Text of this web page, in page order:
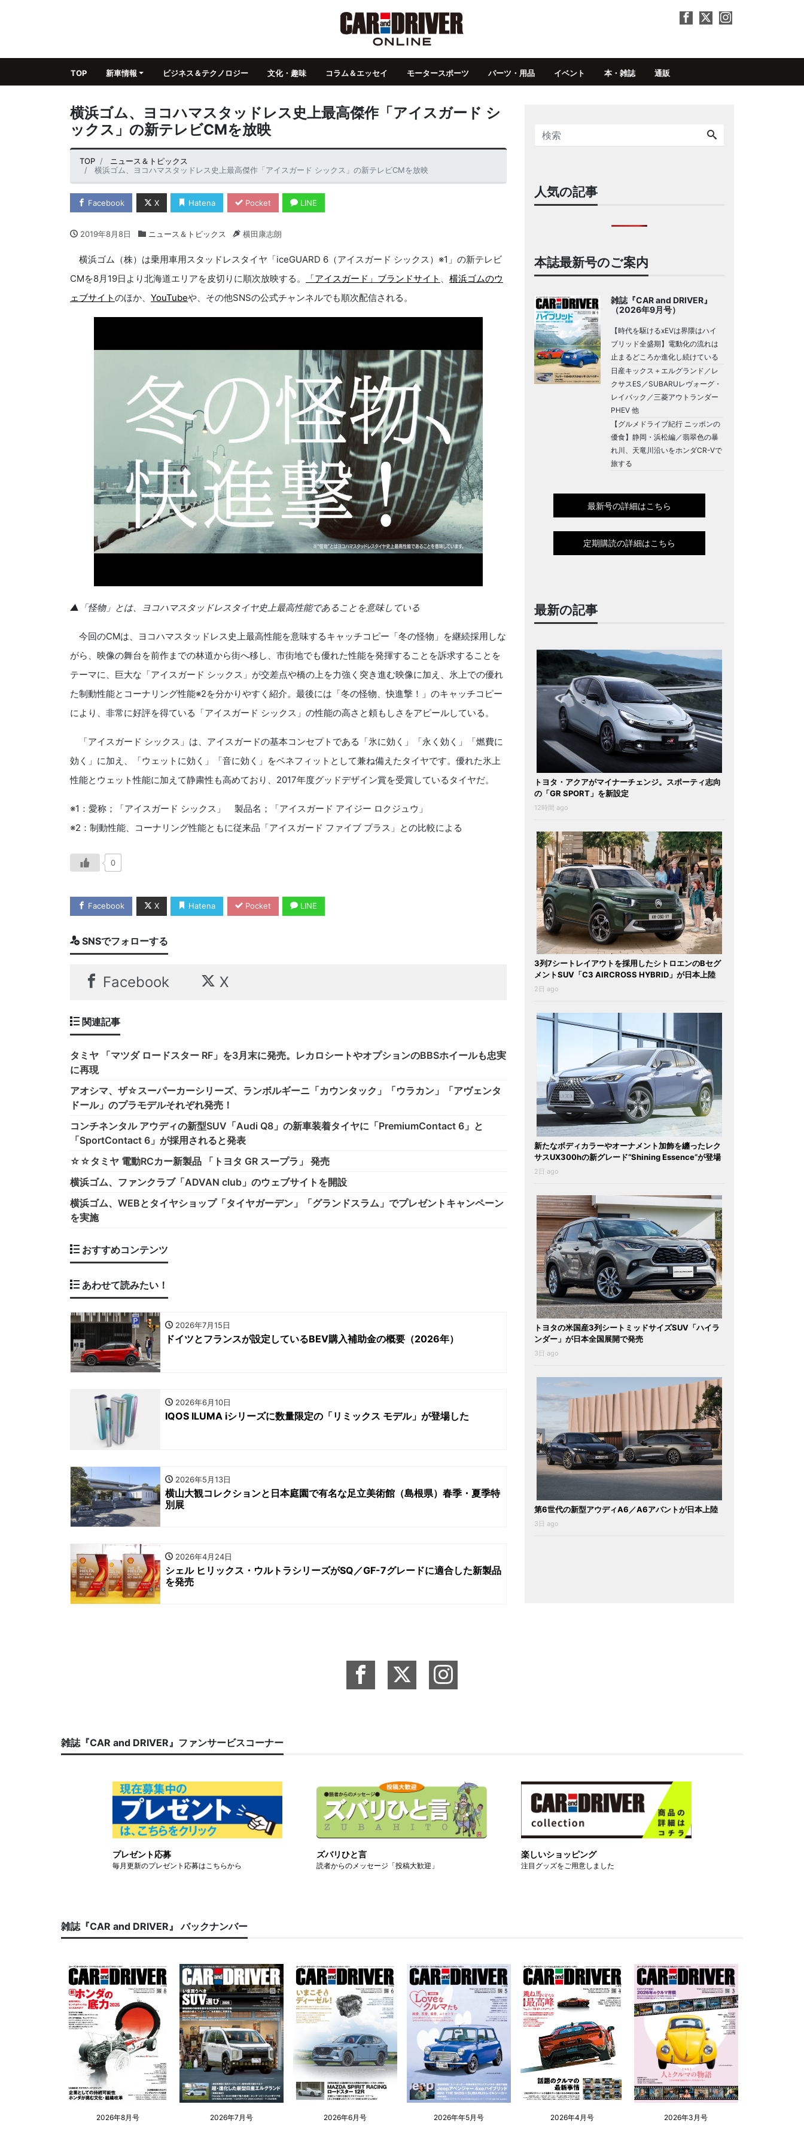
TOP 新車情報 ビジネス＆テクノロジー 文化・趣味 コラム＆エッセイ モータースポーツ パーツ・用品 イベント 本・雑誌 通販
横浜ゴム、ヨコハマスタッドレス史上最高傑作「アイスガード シ
ックス」の新テレビCMを放映
TOP
ニュース＆トピックス
横浜ゴム、ヨコハマスタッドレス史上最高傑作「アイスガード シックス」の新テレビCMを放映
Facebook X Hatena Pocket LINE
2019年8月8日 ニュース＆トピックス 横田康志朗
横浜ゴム（株）は乗用車用スタッドレスタイヤ「iceGUARD 6（アイスガード シックス）※1」の新テレビ
CMを8月19日より北海道エリアを皮切りに順次放映する。
「アイスガード」ブランドサイト
横浜ゴムのウ
ェブサイトのほか、 YouTubeや、その他SNSの公式チャンネルでも順次配信される。
▲「怪物」とは、ヨコハマスタッドレスタイヤ史上最高性能であることを意味している
今回のCMは、ヨコハマスタッドレス史上最高性能を意味するキャッチコピー「冬の怪物」を継続採用しな
がら、映像の舞台を前作までの林道から街へ移し、市街地でも優れた性能を発揮することを訴求することを
テーマに、巨大な「アイスガード シックス」が交差点や橋の上を力強く突き進む映像に加え、氷上での優れ
た制動性能とコーナリング性能※2を分かりやすく紹介。最後には「冬の怪物、快進撃！」のキャッチコピー
により、非常に好評を得ている「アイスガード シックス」の性能の高さと頼もしさをアピールしている。
「アイスガード シックス」は、アイスガードの基本コンセプトである「氷に効く」「永く効く」「燃費に
効く」に加え、「ウェットに効く」「音に効く」をベネフィットとして兼ね備えたタイヤです。優れた氷上
性能とウェット性能に加えて静粛性も高めており、2017年度グッドデザイン賞を受賞しているタイヤだ。
※1：愛称；「アイスガード シックス」 製品名；「アイスガード アイジー ロクジュウ」
※2：制動性能、コーナリング性能ともに従来品「アイスガード ファイブ プラス」との比較による
0
Facebook X Hatena Pocket LINE
SNSでフォローする
Facebook X
関連記事
タミヤ 「マツダ ロードスター RF」を3月末に発売。レカロシートやオプションのBBSホイールも忠実
に再現
アオシマ、ザ☆スーパーカーシリーズ、ランボルギーニ「カウンタック」「ウラカン」「アヴェンタ
ドール」のプラモデルそれぞれ発売！
コンチネンタル アウディの新型SUV「Audi Q8」の新車装着タイヤに「PremiumContact 6」と
「SportContact 6」が採用されると発表
☆☆タミヤ 電動RCカー新製品 「トヨタ GR スープラ」 発売
横浜ゴム、ファンクラブ「ADVAN club」のウェブサイトを開設
横浜ゴム、WEBとタイヤショップ「タイヤガーデン」「グランドスラム」でプレゼントキャンペーン
を実施
おすすめコンテンツ
あわせて読みたい！
2026年7月15日
ドイツとフランスが設定しているBEV購入補助金の概要（2026年）
2026年6月10日
IQOS ILUMA iシリーズに数量限定の「リミックス モデル」が登場した
2026年5月13日
横山大観コレクションと日本庭園で有名な足立美術館（島根県）春季・夏季特
別展
2026年4月24日
シェル ヒリックス・ウルトラシリーズがSQ／GF-7グレードに適合した新製品
を発売
人気の記事
本誌最新号のご案内
雑誌『CAR and DRIVER』
（2026年9月号）
【時代を駆けるxEVは界隈はハイ
ブリッド全盛期】電動化の流れは
止まるどころか進化し続けている
日産キックス＋エルグランド／レ
クサスES／SUBARUレヴォーグ・
レイバック／三菱アウトランダー
PHEV 他
【グルメドライブ紀行 ニッポンの
優食】静岡・浜松編／翡翠色の暴
れ川、天竜川沿いをホンダCR-Vで
旅する
最新号の詳細はこちら
定期購読の詳細はこちら
最新の記事
トヨタ・アクアがマイナーチェンジ。スポーティ志向
の「GR SPORT」を新設定
12時間 ago
3列7シートレイアウトを採用したシトロエンのBセグ
メントSUV「C3 AIRCROSS HYBRID」が日本上陸
2日 ago
新たなボディカラーやオーナメント加飾を纏ったレク
サスUX300hの新グレード“Shining Essence”が登場
2日 ago
トヨタの米国産3列シートミッドサイズSUV「ハイラ
ンダー」が日本全国展開で発売
3日 ago
第6世代の新型アウディA6／A6アバントが日本上陸
3日 ago
雑誌『CAR and DRIVER』ファンサービスコーナー
プレゼント応募
毎月更新のプレゼント応募はこちらから
ズバリひと言
読者からのメッセージ「投稿大歓迎」
楽しいショッピング
注目グッズをご用意しました
雑誌『CAR and DRIVER』 バックナンバー
2026年8月号 2026年7月号 2026年6月号 2026年年5月号 2026年4月号 2026年3月号